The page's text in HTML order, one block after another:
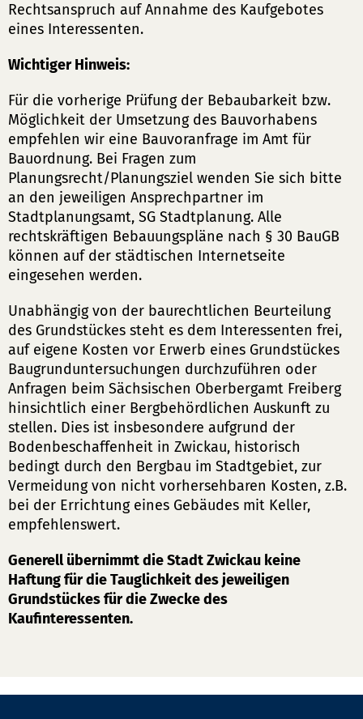
Rechtsanspruch auf Annahme des Kaufgebotes
eines Interessenten.
Wichtiger Hinweis:
Für die vorherige Prüfung der Bebaubarkeit bzw.
Möglichkeit der Umsetzung des Bauvorhabens
empfehlen wir eine Bauvoranfrage im Amt für
Bauordnung. Bei Fragen zum
Planungsrecht/Planungsziel wenden Sie sich bitte
an den jeweiligen Ansprechpartner im
Stadtplanungsamt, SG Stadtplanung. Alle
rechtskräftigen Bebauungspläne nach § 30 BauGB
können auf der städtischen Internetseite
eingesehen werden.
Unabhängig von der baurechtlichen Beurteilung
des Grundstückes steht es dem Interessenten frei,
auf eigene Kosten vor Erwerb eines Grundstückes
Baugrunduntersuchungen durchzuführen oder
Anfragen beim Sächsischen Oberbergamt Freiberg
hinsichtlich einer Bergbehördlichen Auskunft zu
stellen. Dies ist insbesondere aufgrund der
Bodenbeschaffenheit in Zwickau, historisch
bedingt durch den Bergbau im Stadtgebiet, zur
Vermeidung von nicht vorhersehbaren Kosten, z.B.
bei der Errichtung eines Gebäudes mit Keller,
empfehlenswert.
Generell übernimmt die Stadt Zwickau keine
Haftung für die Tauglichkeit des jeweiligen
Grundstückes für die Zwecke des
Kaufinteressenten.